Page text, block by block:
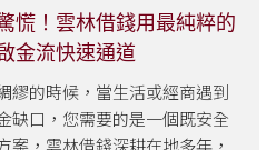
慌！雲林借錢用最純粹的
金流快速通道
繆的時候，當生活或經商遇到
缺口，您需要的是一個既安全
案，雲林借錢深耕在地多年，